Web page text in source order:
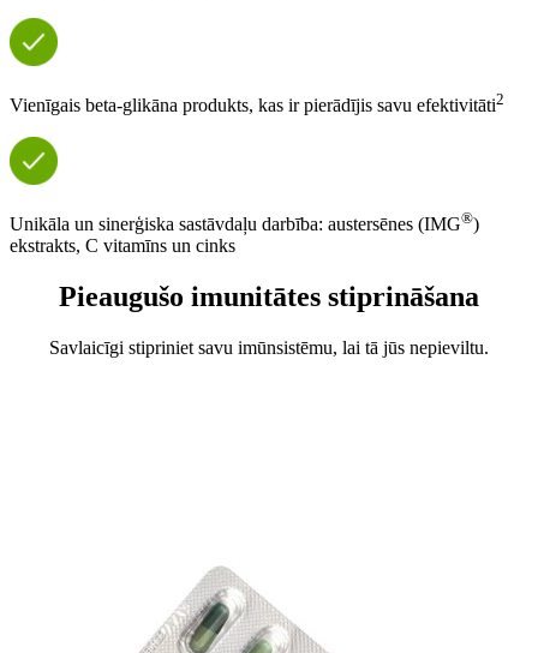
Vienīgais beta-glikāna produkts, kas ir pierādījis savu efektivitāti2
Unikāla un sinerģiska sastāvdaļu darbība: austersēnes (IMG®)
ekstrakts, C vitamīns un cinks
Pieaugušo imunitātes stiprināšana
Savlaicīgi stipriniet savu imūnsistēmu, lai tā jūs nepieviltu.